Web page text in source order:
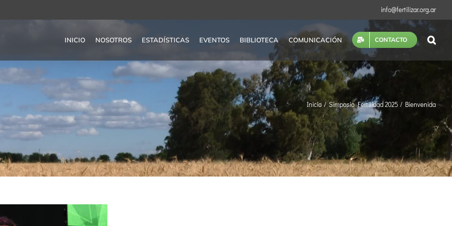
info@fertilizar.org.ar
INICIO NOSOTROS ESTADÍSTICAS EVENTOS BIBLIOTECA COMUNICACIÓN CONTACTO
Inicio Simposio Fertilidad 2025 Bienvenida